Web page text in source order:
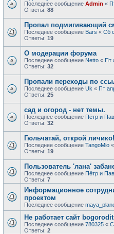
Последнее сообщение Admin «
Ответы: 88
Пропал подмигивающий
Последнее сообщение Bars « Сб
Ответы: 19
О модерации форума
Последнее сообщение Netto « Пт
Ответы: 32
Пропали переходы по
Последнее сообщение Uk « Пт
Ответы: 25
сад и огород - нет темы.
Последнее сообщение Пётр и
Ответы: 32
Гюльчатай, открой личико!
Последнее сообщение TangoMio «
Ответы: 19
Пользователь 'лана'
Последнее сообщение Пётр и
Ответы: 7
Информационное
проектом
Последнее сообщение
Не работает сайт
Последнее сообщение 780325 «
Ответы: 2